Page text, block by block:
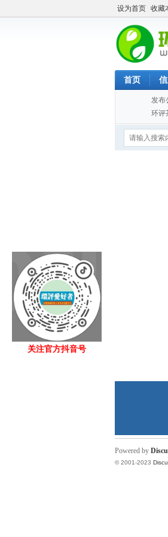
设为首页 收藏
首页
发布
环评
关注官方抖音号
Powered by
© 2001-2023